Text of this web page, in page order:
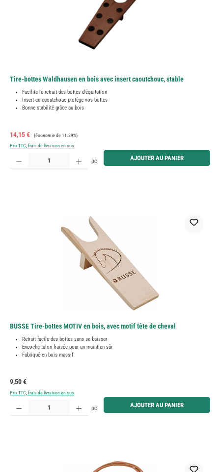
Tire-bottes Waldhausen en bois avec insert caoutchouc, stable
Facilite le retrait des bottes d'équitation
Insert en caoutchouc protège vos bottes
Bonne stabilité grâce au bois
Prix de vente :
14,15 € Prix régulier :
(économie de 11.29%)
Prix TTC, frais de livraison en sus
Quantité de produit : Entrez la quantité souhaitée ou utilisez les boutons pour augmenter ou
pc AJOUTER AU PANIER
BUSSE Tire-bottes MOTIV en bois, avec motif tête de cheval
Retrait facile des bottes sans se baisser
Encoche talon fraisée pour un maintien sûr
Fabriqué en bois massif
Prix régulier :
9,50 €
Prix TTC, frais de livraison en sus
Quantité de produit : Entrez la quantité souhaitée ou utilisez les boutons pour augmenter ou
pc AJOUTER AU PANIER